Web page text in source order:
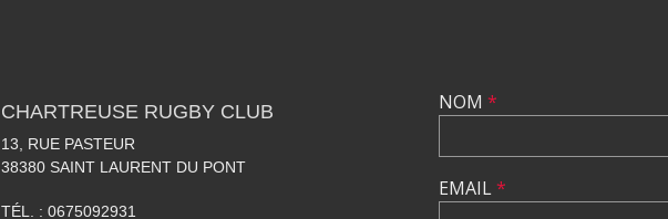
CHARTREUSE RUGBY CLUB
13, RUE PASTEUR
38380 SAINT LAURENT DU PONT
TÉL. : 0675092931
NOM *
EMAIL*